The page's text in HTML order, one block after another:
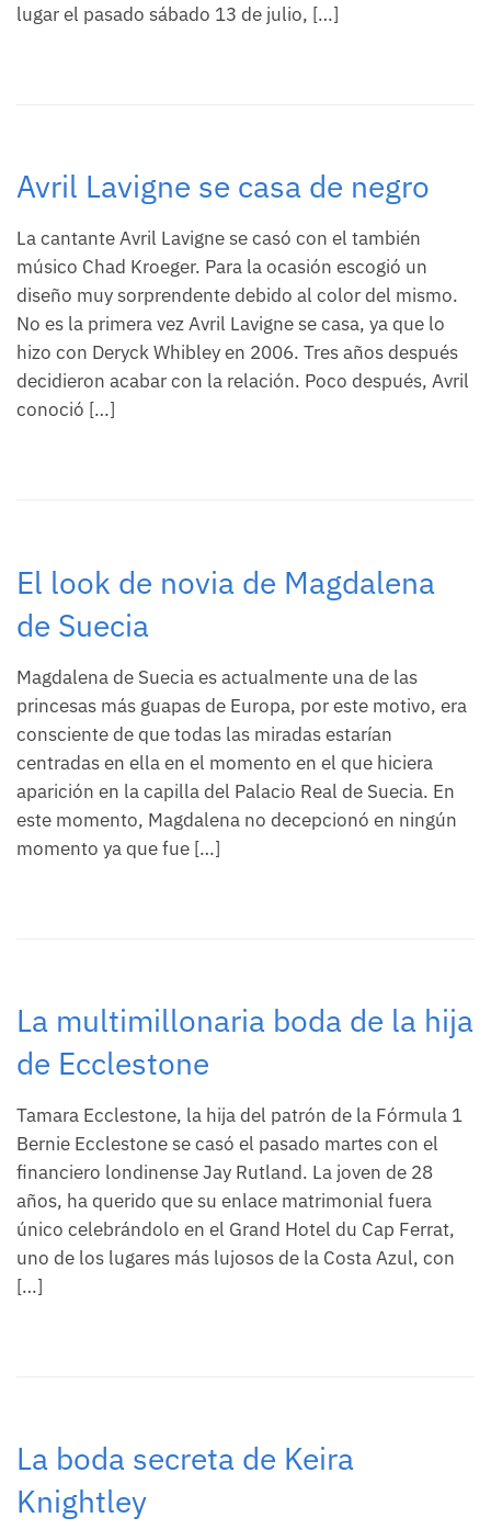
lugar el pasado sábado 13 de julio, […]
Avril Lavigne se casa de negro
La cantante Avril Lavigne se casó con el también
músico Chad Kroeger. Para la ocasión escogió un
diseño muy sorprendente debido al color del mismo.
No es la primera vez Avril Lavigne se casa, ya que lo
hizo con Deryck Whibley en 2006. Tres años después
decidieron acabar con la relación. Poco después, Avril
conoció […]
El look de novia de Magdalena
de Suecia
Magdalena de Suecia es actualmente una de las
princesas más guapas de Europa, por este motivo, era
consciente de que todas las miradas estarían
centradas en ella en el momento en el que hiciera
aparición en la capilla del Palacio Real de Suecia. En
este momento, Magdalena no decepcionó en ningún
momento ya que fue […]
La multimillonaria boda de la hija
de Ecclestone
Tamara Ecclestone, la hija del patrón de la Fórmula 1
Bernie Ecclestone se casó el pasado martes con el
financiero londinense Jay Rutland. La joven de 28
años, ha querido que su enlace matrimonial fuera
único celebrándolo en el Grand Hotel du Cap Ferrat,
uno de los lugares más lujosos de la Costa Azul, con
[…]
La boda secreta de Keira
Knightley